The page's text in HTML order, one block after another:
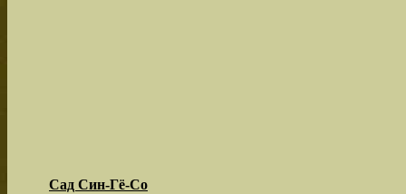
Сад Син-Гё-Со